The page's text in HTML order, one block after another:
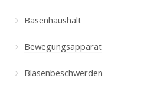
Basenhaushalt
Bewegungsapparat
Blasenbeschwerden